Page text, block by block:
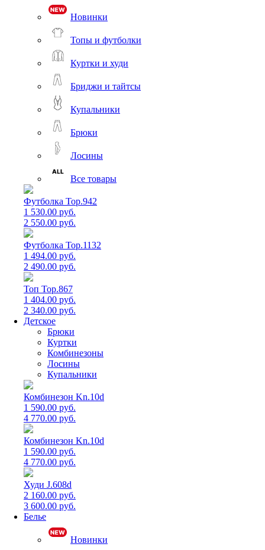
Новинки
Топы и футболки
Куртки и худи
Бриджи и тайтсы
Купальники
Брюки
Лосины
Все товары
Футболка Top.942
1 530.00 руб.
2 550.00 руб.
Футболка Top.1132
1 494.00 руб.
2 490.00 руб.
Топ Top.867
1 404.00 руб.
2 340.00 руб.
Детское
Брюки
Куртки
Комбинезоны
Лосины
Купальники
Комбинезон Kn.10d
1 590.00 руб.
4 770.00 руб.
Комбинезон Kn.10d
1 590.00 руб.
4 770.00 руб.
Худи J.608d
2 160.00 руб.
3 600.00 руб.
Белье
Новинки